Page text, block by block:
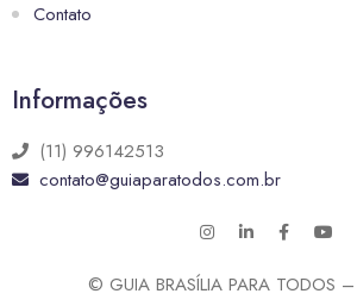
Contato
Informações
(11) 996142513
contato@guiaparatodos.com.br
© GUIA BRASÍLIA PARA TODOS